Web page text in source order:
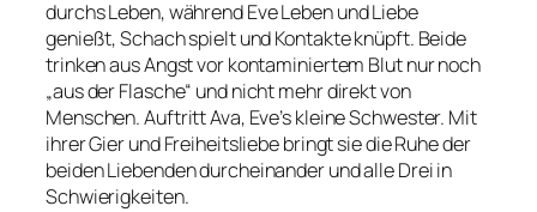
durchs Leben, während Eve Leben und Liebe
genießt, Schach spielt und Kontakte knüpft. Beide
trinken aus Angst vor kontaminiertem Blut nur noch
„aus der Flasche“ und nicht mehr direkt von
Menschen. Auftritt Ava, Eve’s kleine Schwester. Mit
ihrer Gier und Freiheitsliebe bringt sie die Ruhe der
beiden Liebenden durcheinander und alle Drei in
Schwierigkeiten.